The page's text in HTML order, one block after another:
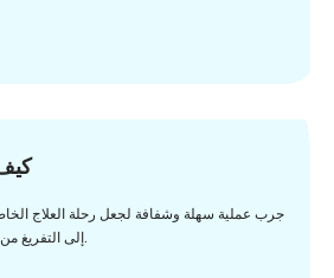
جرب عملية سهلة وشفافة لجعل رحلة العلاج
إلى التفريغ من خلال عملية سهلة وسلسة.